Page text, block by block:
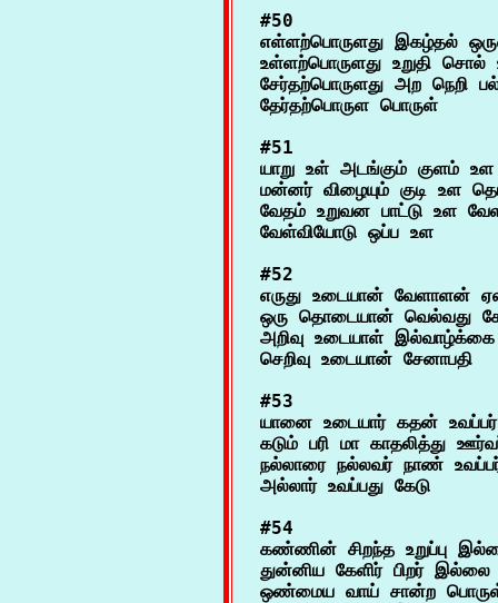
#50
எள்ளற்பொருளது இகழ்தல்
உள்ளற்பொருளது உறுதி சொல்
சேர்தற்பொருளது அற நெறி
#51
யாறு உள் அடங்கும் குளம்
மன்னர் விழையும் குடி உள
வேதம் உறுவன பாட்டு உள
#52
எருது உடையான் வேளாளன்
ஒரு தொடையான் வெல்வது
அறிவு உடையாள்
#53
யானை உடையார் கதன்
கடும் பரி மா காதலித்து
நல்லாரை நல்லவர் நாண்
#54
கண்ணின் சிறந்த உறுப்பு
துன்னிய கேளிர் பிறர்
ஒண்மைய வாய் சான்ற